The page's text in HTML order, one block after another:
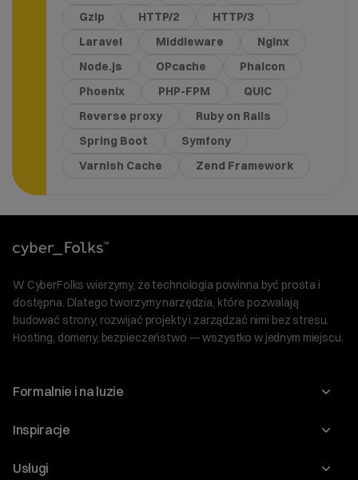
Gzip
HTTP/2
HTTP/3
Laravel
Middleware
Nginx
Node.js
OPcache
Phalcon
Phoenix
PHP-FPM
QUIC
Reverse proxy
Ruby on Rails
Spring Boot
Symfony
Varnish Cache
Zend Framework
W CyberFolks wierzymy, że technologia powinna być prosta i
dostępna. Dlatego tworzymy narzędzia, które pozwalają
budować strony, rozwijać projekty i zarządzać nimi bez stresu.
Hosting, domeny, bezpieczeństwo — wszystko w jednym miejscu.
Formalnie i na luzie
O nas
Inspiracje
Blog
Usługi